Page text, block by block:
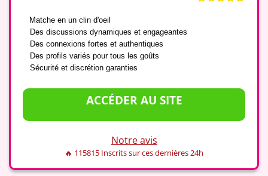
Matche en un clin d'oeil
Des discussions dynamiques et engageantes
Des connexions fortes et authentiques
Des profils variés pour tous les goûts
Sécurité et discrétion garanties
ACCÉDER AU SITE
Notre avis
🔥 115815 Inscrits sur ces dernières 24h